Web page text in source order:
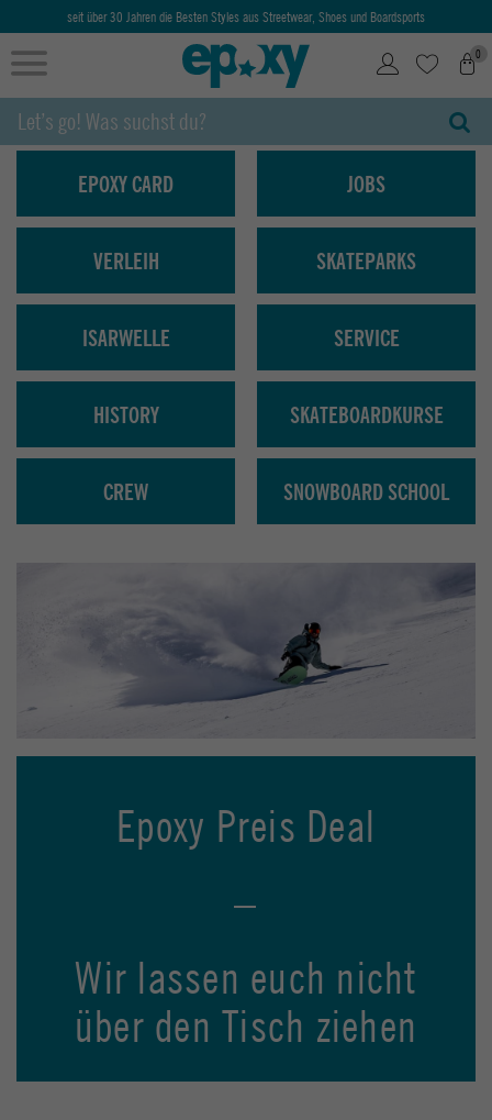
seit über 30 Jahren die Besten Styles aus Streetwear, Shoes und Boardsports
0
EPOXY CARD JOBS
VERLEIH SKATEPARKS
ISARWELLE SERVICE
HISTORY SKATEBOARDKURSE
CREW SNOWBOARD SCHOOL
Epoxy Preis Deal
–
Wir lassen euch nicht
über den Tisch ziehen